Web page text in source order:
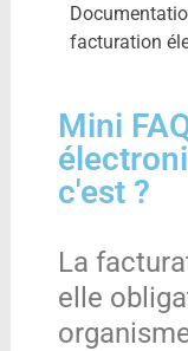
facturation
Mini
c'est ?
La
elle